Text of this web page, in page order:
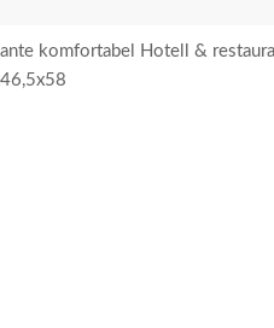
komfortabel Hotell &